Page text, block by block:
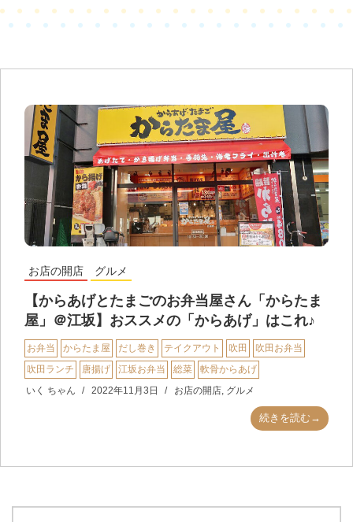
お店の開店 グルメ
【からあげとたまごのお弁当屋さん「からたま
屋」＠江坂】おススメの「からあげ」はこれ♪
お弁当 からたま屋 だし巻き テイクアウト 吹田
吹田お弁当
吹田ランチ
唐揚げ 江坂お弁当 総菜
軟骨からあげ
いく ちゃん
2022年11月3日 お店の開店 グルメ
続きを読む→